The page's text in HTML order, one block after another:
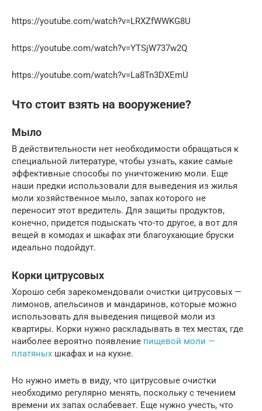
https://youtube.com/watch?v=LRXZfWWKG8U
https://youtube.com/watch?v=YTSjW737w2Q
https://youtube.com/watch?v=La8Tn3DXEmU
Что стоит взять на вооружение?
Мыло
В действительности нет необходимости обращаться к
специальной литературе, чтобы узнать, какие самые
эффективные способы по уничтожению моли. Еще
наши предки использовали для выведения из жилья
моли хозяйственное мыло, запах которого не
переносит этот вредитель. Для защиты продуктов,
конечно, придется подыскать что-то другое, а вот для
вещей в комодах и шкафах эти благоухающие бруски
идеально подойдут.
Корки цитрусовых
Хорошо себя зарекомендовали очистки цитрусовых —
лимонов, апельсинов и мандаринов, которые можно
использовать для выведения пищевой моли из
квартиры. Корки нужно раскладывать в тех местах, где
наиболее вероятно появление пищевой моли —
платяных шкафах и на кухне.
Но нужно иметь в виду, что цитрусовые очистки
необходимо регулярно менять, поскольку с течением
времени их запах ослабевает. Еще нужно учесть, что